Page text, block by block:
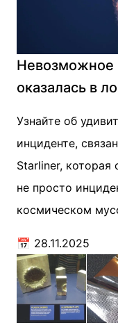
Невозможное
оказалась в
Узнайте об
инциденте,
Starliner, которая
не просто
космическом
📅 28.11.2025